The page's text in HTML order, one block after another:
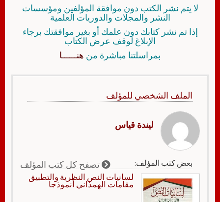
لا يتم نشر الكتب دون موافقة المؤلفين ومؤسسات
النشر والمجلات والدوريات العلمية
إذا تم نشر كتابك دون علمك أو بغير موافقتك برجاء
الإبلاغ لوقف عرض الكتاب
بمراسلتنا مباشرة من هنــــــا
الملف الشخصي للمؤلف
ليندة قياس
بعض كتب المؤلف: تصفح كل كتب المؤلف
لسانيات النص النظرية والتطبيق
مقامات الهمذاني أنموذجا